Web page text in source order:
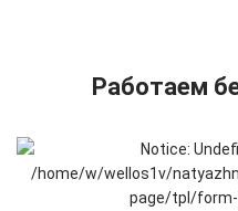
Работаем